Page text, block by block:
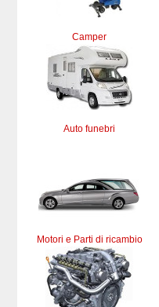
Camper
Auto funebri
Motori e Parti di ricambio